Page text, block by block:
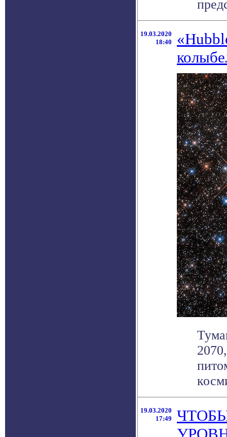
19.03.2020
18:40
19.03.2020
17:49